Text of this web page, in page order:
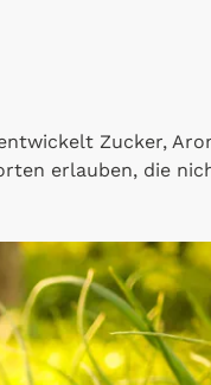
Zucker,
erlauben, die